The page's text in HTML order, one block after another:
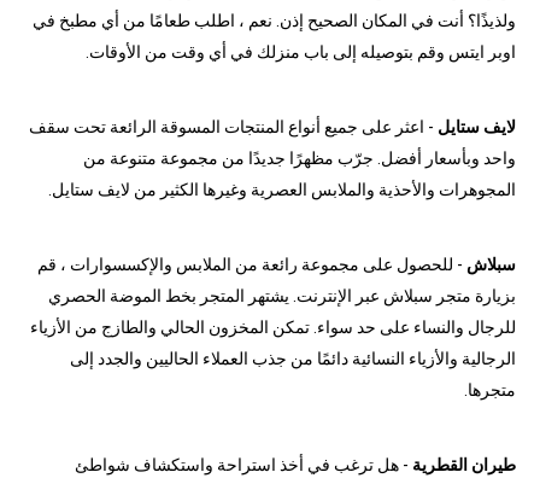
ولذيذًا؟ أنت في المكان الصحيح إذن. نعم ، اطلب طعامًا من أي مطبخ في
اوبر ايتس وقم بتوصيله إلى باب منزلك في أي وقت من الأوقات.
لايف ستايل - اعثر على جميع أنواع المنتجات المسوقة الرائعة تحت سقف
واحد وبأسعار أفضل. جرّب مظهرًا جديدًا من مجموعة متنوعة من
المجوهرات والأحذية والملابس العصرية وغيرها الكثير من لايف ستايل.
سبلاش - للحصول على مجموعة رائعة من الملابس والإكسسوارات ، قم
بزيارة متجر سبلاش عبر الإنترنت. يشتهر المتجر بخط الموضة الحصري
للرجال والنساء على حد سواء. تمكن المخزون الحالي والطازج من الأزياء
الرجالية والأزياء النسائية دائمًا من جذب العملاء الحاليين والجدد إلى
متجرها.
طيران القطرية - هل ترغب في أخذ استراحة واستكشاف شواطئ